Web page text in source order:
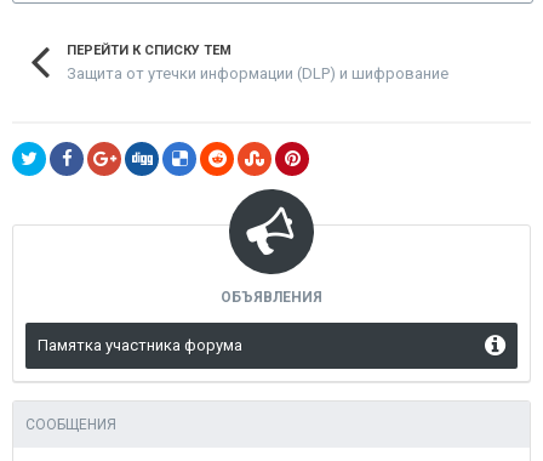
ПЕРЕЙТИ К СПИСКУ ТЕМ
Защита от утечки информации (DLP) и шифрование
ОБЪЯВЛЕНИЯ
Памятка участника форума
СООБЩЕНИЯ